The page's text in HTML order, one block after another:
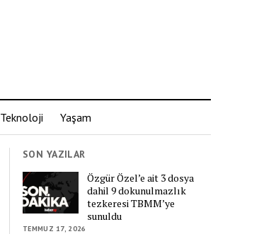
Teknoloji Yaşam
SON YAZILAR
Özgür Özel’e ait 3 dosya
dahil 9 dokunulmazlık
tezkeresi TBMM’ye
sunuldu
TEMMUZ 17, 2026